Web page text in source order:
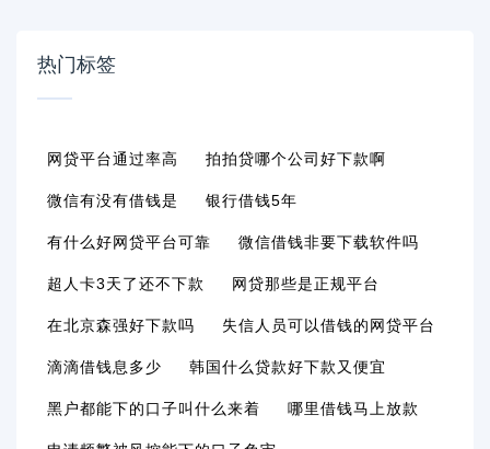
热门标签
网贷平台通过率高 拍拍贷哪个公司好下款啊
微信有没有借钱是 银行借钱5年
有什么好网贷平台可靠 微信借钱非要下载软件吗
超人卡3天了还不下款 网贷那些是正规平台
在北京森强好下款吗 失信人员可以借钱的网贷平台
滴滴借钱息多少 韩国什么贷款好下款又便宜
黑户都能下的口子叫什么来着 哪里借钱马上放款